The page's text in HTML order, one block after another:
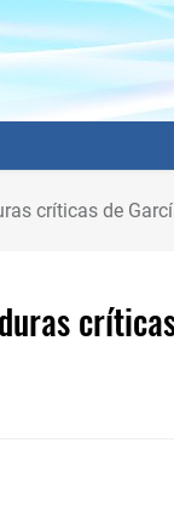
críticas de